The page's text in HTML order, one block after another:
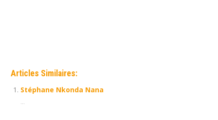
Articles Similaires:
Stéphane Nkonda Nana
...